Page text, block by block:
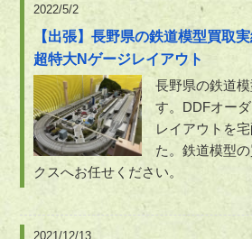
2022/5/2
【出張】長野県の鉄道模型買取
超特大Nゲージレイアウト
長野県の鉄道
す。DDFオー
レイアウトを
た。鉄道模型
クスへお任せください。
2021/12/13